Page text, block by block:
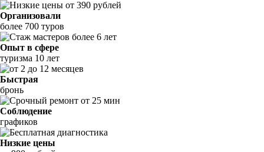
Организовали
более 700 туров
Опыт в сфере
туризма 10 лет
Быстрая
бронь
Соблюдение
графиков
Низкие цены